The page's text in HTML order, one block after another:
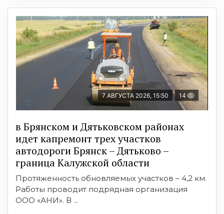
7 АВГУСТА 2026, 15:50 14
в Брянском и Дятьковском районах
идет капремонт трех участков
автодороги Брянск – Дятьково –
граница Калужской области
Протяженность обновляемых участков – 4,2 км.
Работы проводит подрядная организация
ООО «АНИ». В ...